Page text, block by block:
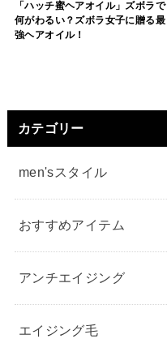
「ハッチ蜜ヘアオイル」ズボラで
何がわるい？ズボラ女子に贈る最
強ヘアオイル！
カテゴリー
men'sスタイル
おすすめアイテム
アンチエイジング
エイジング毛